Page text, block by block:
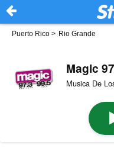
Puerto Rico > Rio Grande
Magic
Musica De